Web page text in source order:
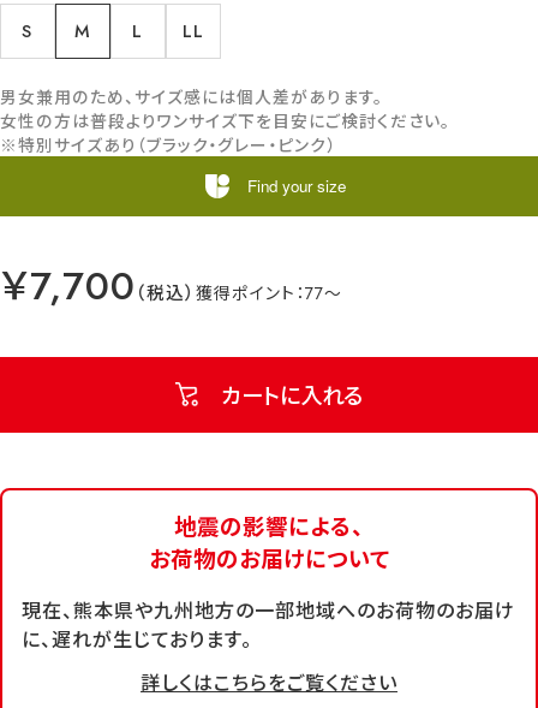
S M L LL
￥7,700 77
カートに入れる
男女兼用のため、サイズ感には個人差があります。
女性の方は普段よりワンサイズ下を目安にご検討ください。
※特別サイズあり（ブラック・グレー・ピンク）
Find your size
地震の影響による、
お荷物のお届けについて
現在、熊本県や九州地方の一部地域へのお荷物のお届け
に、遅れが生じております。
詳しくはこちらをご覧ください